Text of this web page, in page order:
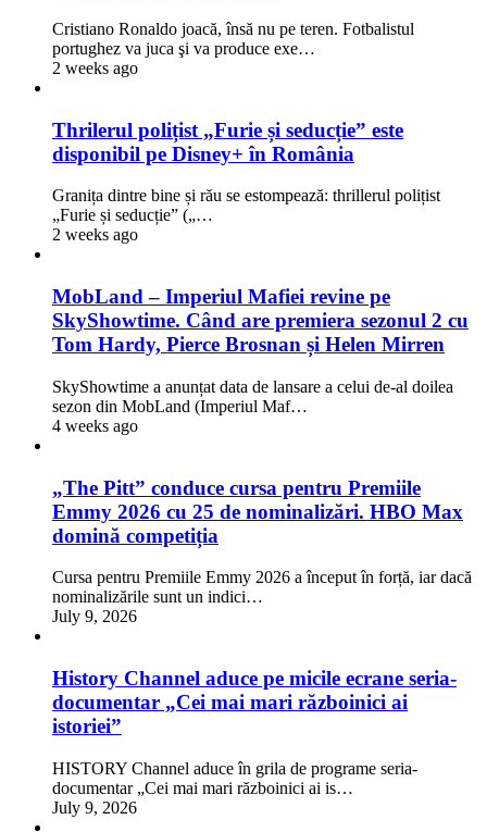
Cristiano Ronaldo joacă, însă nu pe teren. Fotbalistul
portughez va juca şi va produce exe…
2 weeks ago
Thrilerul polițist „Furie și seducție” este
disponibil pe Disney+ în România
Granița dintre bine și rău se estompează: thrillerul polițist
„Furie și seducție” („…
2 weeks ago
MobLand – Imperiul Mafiei revine pe
SkyShowtime. Când are premiera sezonul 2 cu
Tom Hardy, Pierce Brosnan și Helen Mirren
SkyShowtime a anunțat data de lansare a celui de-al doilea
sezon din MobLand (Imperiul Maf…
4 weeks ago
„The Pitt” conduce cursa pentru Premiile
Emmy 2026 cu 25 de nominalizări. HBO Max
domină competiția
Cursa pentru Premiile Emmy 2026 a început în forță, iar dacă
nominalizările sunt un indici…
July 9, 2026
History Channel aduce pe micile ecrane seria-
documentar „Cei mai mari războinici ai
istoriei”
HISTORY Channel aduce în grila de programe seria-
documentar „Cei mai mari războinici ai is…
July 9, 2026